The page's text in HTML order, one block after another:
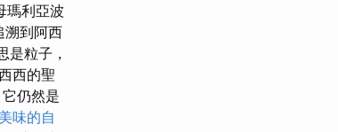
瑪利亞波
溯到阿西
粒子，
西的聖
仍然是
味的自